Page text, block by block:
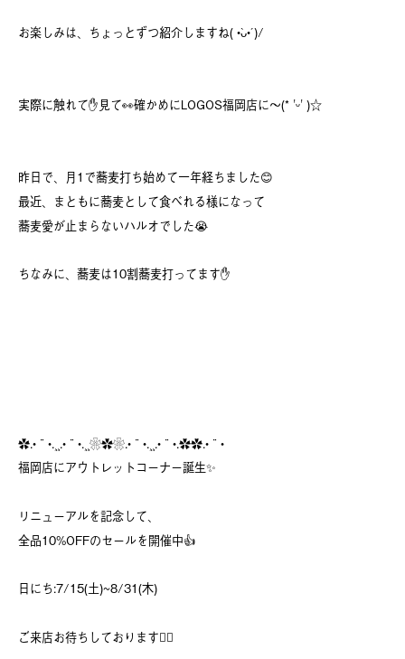
お楽しみは、ちょっとずつ紹介しますね( •̀ᴗ•́ )/
実際に触れて✋見て👀確かめにLOGOS福岡店に～(* 'ᵕ' )☆
昨日で、月1で蕎麦打ち始めて一年経ちました😊
最近、まともに蕎麦として食べれる様になって
蕎麦愛が止まらないハルオでした😭
ちなみに、蕎麦は10割蕎麦打ってます✋
✿.•¨•.¸¸.•¨•.¸¸❀✿❀.•¨•.¸¸.•¨•.✿✿.•¨•
福岡店にアウトレットコーナー誕生✨
リニューアルを記念して、
全品10%OFFのセールを開催中👍
日にち:7/15(土)~8/31(木)
ご来店お待ちしております💁‍♀️